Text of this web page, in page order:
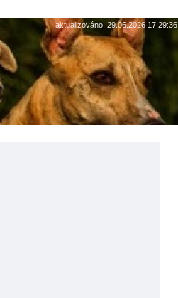
aktualizováno: 29.06.2026 17:29:36